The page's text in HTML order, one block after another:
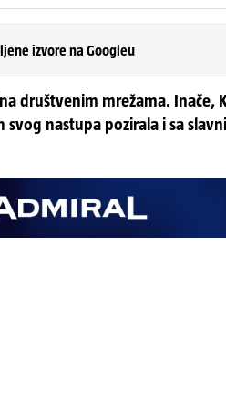
izvore na Googleu
društvenim mrežama. Inače,
nastupa pozirala i sa